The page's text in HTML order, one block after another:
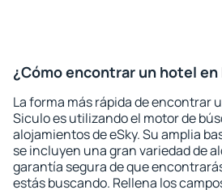
¿Cómo encontrar un hotel en
La forma más rápida de encontrar
Siculo es utilizando el motor de
alojamientos de eSky. Su amplia
se incluyen una gran variedad de
garantía segura de que
estás buscando. Rellena los